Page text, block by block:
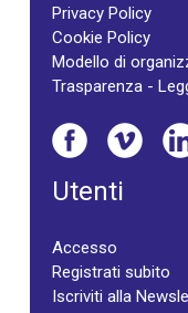
Privacy Policy
Cookie Policy
Modello di
Trasparenza -
Utenti
Accesso
Registrati subito
Iscriviti alla